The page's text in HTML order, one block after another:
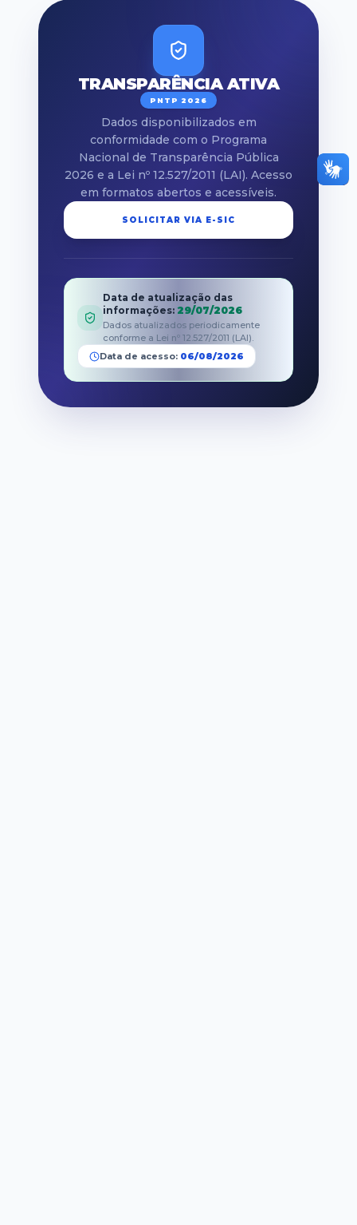
TRANSPARÊNCIA ATIVA
PNTP 2026
Dados disponibilizados em
conformidade com o Programa
Nacional de Transparência Pública
2026 e a Lei nº 12.527/2011 (LAI). Acesso
em formatos abertos e acessíveis.
SOLICITAR VIA E-SIC
Data de atualização das
informações: 29/07/2026
Dados atualizados periodicamente
conforme a Lei nº 12.527/2011 (LAI).
Data de acesso: 06/08/2026